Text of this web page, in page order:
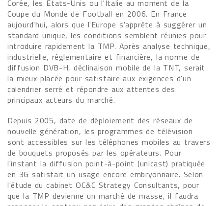
Corée, les Etats-Unis ou l'Italie au moment de la
Coupe du Monde de Football en 2006. En France
aujourd'hui, alors que l'Europe s'apprête à suggérer un
standard unique, les conditions semblent réunies pour
introduire rapidement la TMP. Après analyse technique,
industrielle, réglementaire et financière, la norme de
diffusion DVB-H, déclinaison mobile de la TNT, serait
la mieux placée pour satisfaire aux exigences d'un
calendrier serré et répondre aux attentes des
principaux acteurs du marché.
Depuis 2005, date de déploiement des réseaux de
nouvelle génération, les programmes de télévision
sont accessibles sur les téléphones mobiles au travers
de bouquets proposés par les opérateurs. Pour
l'instant la diffusion point-à-point (unicast) pratiquée
en 3G satisfait un usage encore embryonnaire. Selon
l'étude du cabinet OC&C Strategy Consultants, pour
que la TMP devienne un marché de masse, il faudra